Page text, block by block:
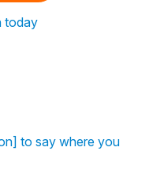
to say where you
today